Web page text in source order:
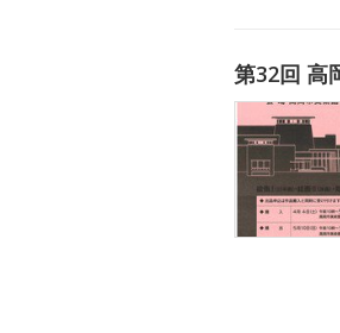
第32回 高